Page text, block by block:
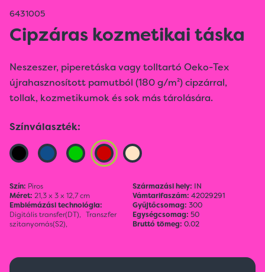
6431005
Cipzáras kozmetikai táska
Neszeszer, piperetáska vagy tolltartó Oeko-Tex
újrahasznosított pamutból (180 g/m²) cipzárral,
tollak, kozmetikumok és sok más tárolására.
Színválaszték:
Szín: Piros
Méret: 21,3 x 3 x 12,7 cm
Emblémázási technológia:
Digitális transfer(DT), Transzfer
szitanyomás(S2),
Származási hely: IN
Vámtarifaszám: 42029291
Gyűjtőcsomag: 300
Egységcsomag: 50
Bruttó tömeg: 0.02